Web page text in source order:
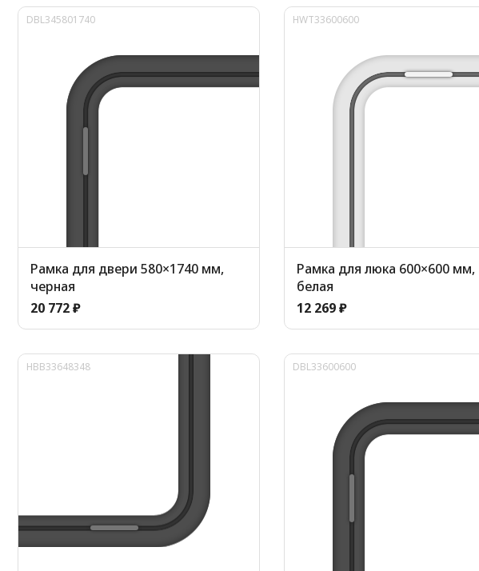
DBL345801740
Рамка для двери 580×1740 мм,
черная
20 772 ₽
HWT33600600
Рамка для люка 600×600 мм,
белая
12 269 ₽
HBB33648348 DBL33600600